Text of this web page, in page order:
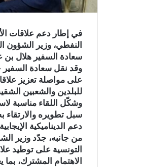
في إطار دعم علاقات
سعادة السفير هلال بن
وقد نقل سعادة
على مواصلة تعزيز
للبلدين والشعبين
وشكّل اللقاء مناسبة
سبل تطويره والارتقاء
دعم الديناميكية
من جانبه، جدّد وزير
التونسية على توطيد
الاهتمام المشترك،